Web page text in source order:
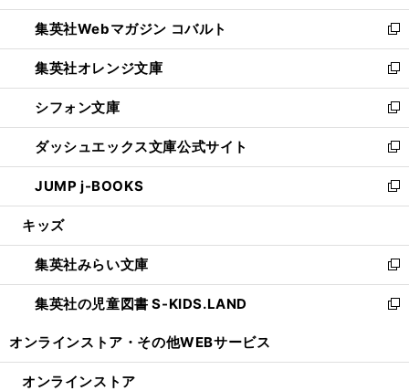
開
く
ウ
で
開
く
ン
ド
ウ
で
開
く
ウ
ィ
ン
ド
ウ
で
開
く
集英社Webマガジン コバルト
新
し
い
ウ
ィ
ン
ド
ウ
で
開
集英社オレンジ文庫
新
し
い
ウ
ィ
ン
ド
ウ
開
く
シフォン文庫
新
し
い
ウ
ィ
ン
ウ
で
開
く
ダッシュエックス文庫公式サイト
新
し
い
ウ
ン
ド
ウ
で
JUMP j-BOOKS
新
し
ウ
ィ
ン
ド
開
キッズ
集英社みらい文庫
新
し
い
ン
集英社の児童図書 S-KIDS.LAND
新
ウ
オンラインストア・ その他WEBサービス
オンラインストア